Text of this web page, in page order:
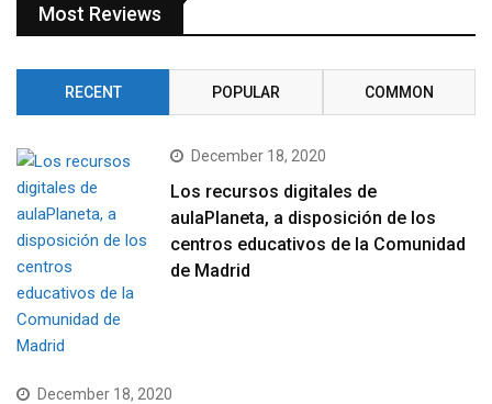
Most Reviews
RECENT POPULAR COMMON
December 18, 2020
Los recursos digitales de
aulaPlaneta, a disposición de los
centros educativos de la Comunidad
de Madrid
December 18, 2020